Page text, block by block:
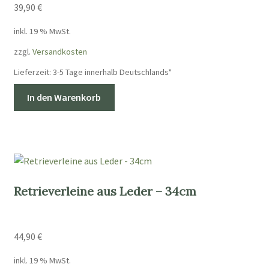
39,90 €
inkl. 19 % MwSt.
zzgl. Versandkosten
Lieferzeit: 3-5 Tage innerhalb Deutschlands*
In den Warenkorb
Retrieverleine aus Leder – 34cm
44,90 €
inkl. 19 % MwSt.